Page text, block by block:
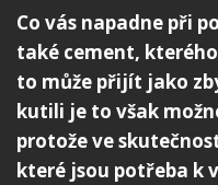
Co vás napadne při
také cement,
to může přijít jako
kutili je to však
protože ve
které jsou potřeba k